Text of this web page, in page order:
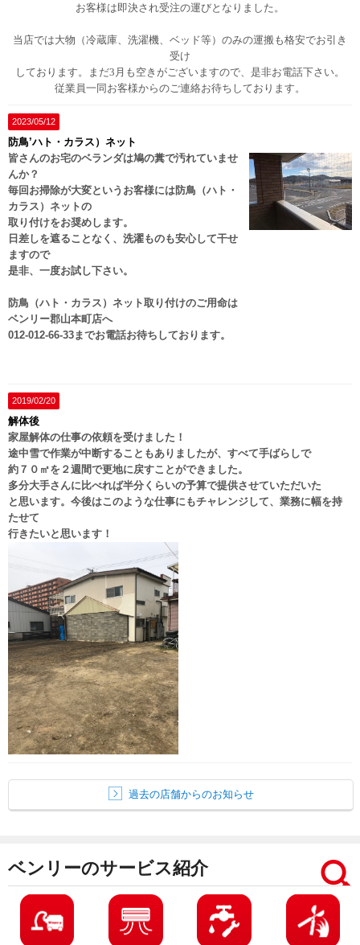
お客様は即決され受注の運びとなりました。
当店では大物（冷蔵庫、洗濯機、ベッド等）のみの運搬も格安でお引き
受け
しております。まだ3月も空きがございますので、是非お電話下さい。
従業員一同お客様からのご連絡お待ちしております。
2023/05/12
防鳥’ハト・カラス）ネット
皆さんのお宅のベランダは鳩の糞で汚れていませ
んか？
毎回お掃除が大変というお客様には防鳥（ハト・
カラス）ネットの
取り付けをお奨めします。
日差しを遮ることなく、洗濯ものも安心して干せ
ますので
是非、一度お試し下さい。
防鳥（ハト・カラス）ネット取り付けのご用命は
ベンリー郡山本町店へ
012-012-66-33までお電話お待ちしております。
2019/02/20
解体後
家屋解体の仕事の依頼を受けました！
途中雪で作業が中断することもありましたが、すべて手ばらしで
約７０㎡を２週間で更地に戻すことができました。
多分大手さんに比べれば半分くらいの予算で提供させていただいた
と思います。今後はこのような仕事にもチャレンジして、業務に幅を持
たせて
行きたいと思います！
過去の店舗からのお知らせ
ベンリーのサービス紹介